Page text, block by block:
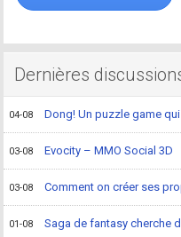
Dernières
04-08 Dong! Un puzzle game
03-08 Evocity – MMO Social 3D
03-08 Comment on créer ses
01-08 Saga de fantasy cherche